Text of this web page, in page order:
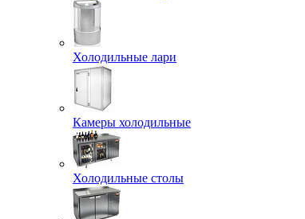
Холодильные лари
Камеры холодильные
Холодильные столы